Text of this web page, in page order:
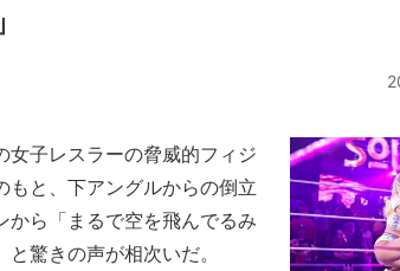
子レスラーの脅威的フィジ
もと、下アングルからの倒立
から「まるで空を飛んでるみ
驚きの声が相次いだ。